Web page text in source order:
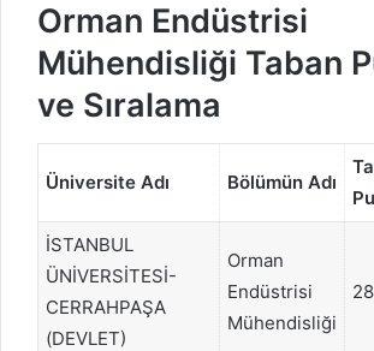
Orman Endüstrisi
Mühendisliği Taban
ve Sıralama
Üniversite Adı Bölümün Adı
İSTANBUL
ÜNİVERSİTESİ-
CERRAHPAŞA
(DEVLET)
Orman
Endüstrisi
Mühendisliği